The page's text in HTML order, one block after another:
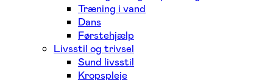
Træning i vand
Dans
Førstehjælp
Livsstil og trivsel
Sund livsstil
Kropspleje